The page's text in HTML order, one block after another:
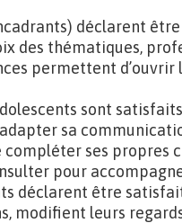
déclarent
des thématiques,
permettent d’ouvrir
sont
sa
compléter ses propres
pour
déclarent être
modifient leurs